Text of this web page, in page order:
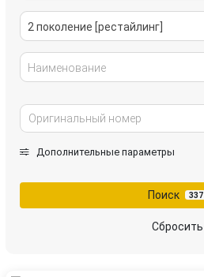
трансмиссия
2 поколение [рестайлинг]
Наименование
Дополнительные параметры
Поиск 337
Сбросить